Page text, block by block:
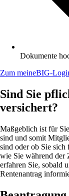
Dokumente
Zum meineBIG-
Sind Sie
versichert?
Maßgeblich ist für
sind und somit
sind oder ob Sie
wie Sie während der
erfahren Sie, sobald
Rentenantrag